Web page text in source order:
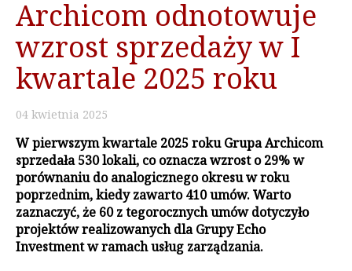
Archicom odnotowuje
wzrost sprzedaży w I
kwartale 2025 roku
04 kwietnia 2025
W pierwszym kwartale 2025 roku Grupa Archicom
sprzedała 530 lokali, co oznacza wzrost o 29% w
porównaniu do analogicznego okresu w roku
poprzednim, kiedy zawarto 410 umów. Warto
zaznaczyć, że 60 z tegorocznych umów dotyczyło
projektów realizowanych dla Grupy Echo
Investment w ramach usług zarządzania.